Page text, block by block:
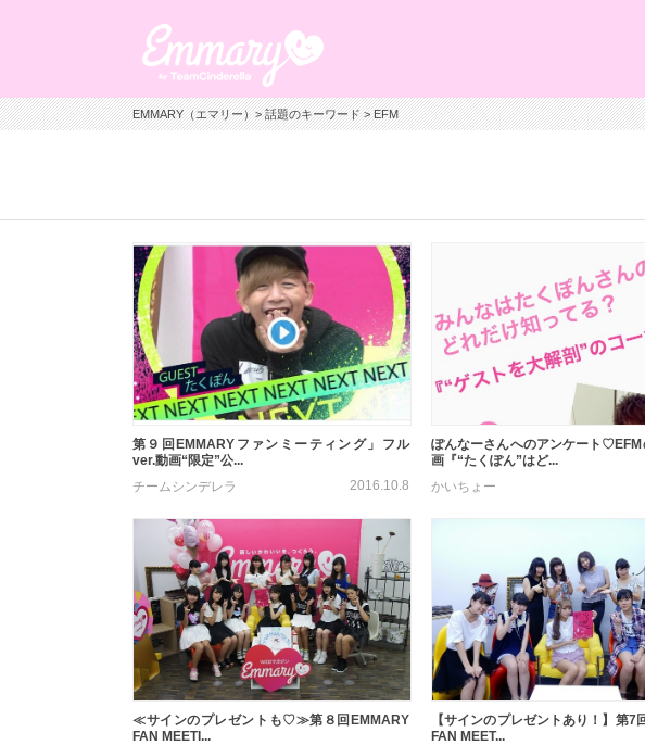
EMMARY（エマリー）>話題のキーワード> EFM
第９回EMMARYファンミーティング」フル
ver.動画“限定”公...
チームシンデレラ
2016.10.8
ぽんなーさんへのアンケート♡EFM
画『“たくぽん”はど...
かいちょー
≪サインのプレゼントも♡≫第８回EMMARY
FAN MEETI...
【サインのプレゼントあり！】第7
FAN MEET...